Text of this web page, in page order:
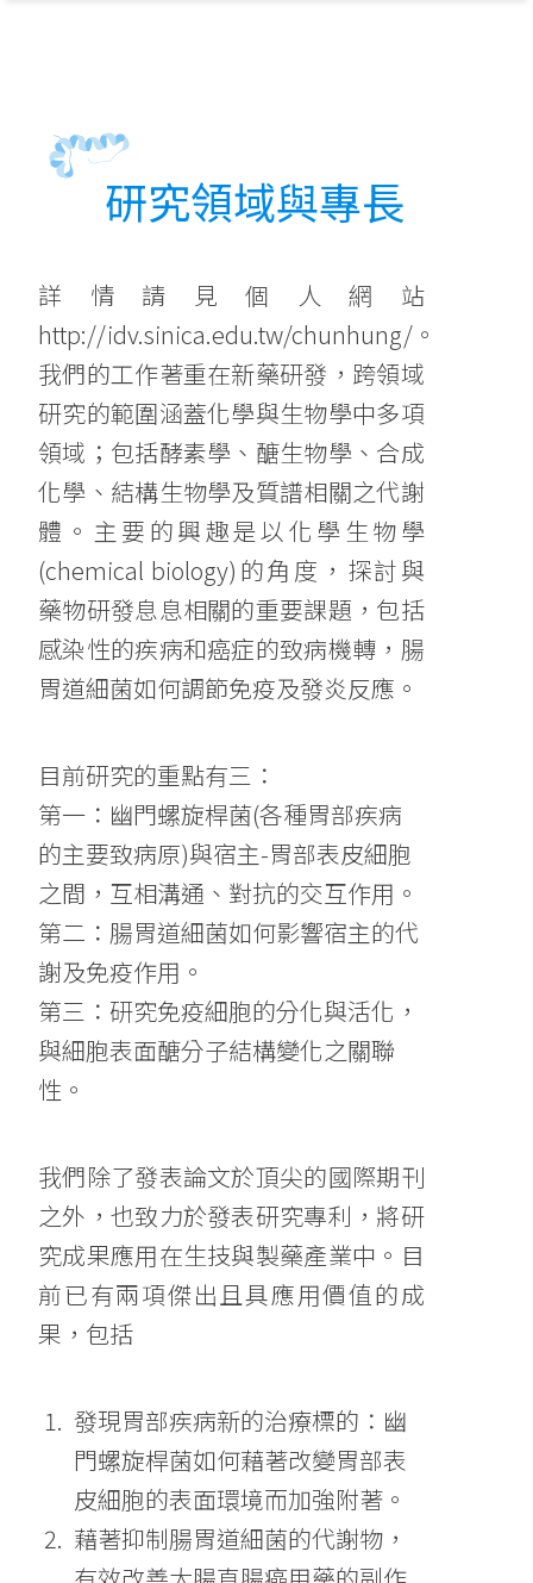
研究領域與專長
詳情請見個人網站
http://idv.sinica.edu.tw/chunhung/。
我們的工作著重在新藥研發，跨領域
研究的範圍涵蓋化學與生物學中多項
領域；包括酵素學、醣生物學、合成
化學、結構生物學及質譜相關之代謝
體。主要的興趣是以化學生物學
(chemical biology)的角度，探討與
藥物研發息息相關的重要課題，包括
感染性的疾病和癌症的致病機轉，腸
胃道細菌如何調節免疫及發炎反應。
目前研究的重點有三：
第一：幽門螺旋桿菌(各種胃部疾病
的主要致病原)與宿主-胃部表皮細胞
之間，互相溝通、對抗的交互作用。
第二：腸胃道細菌如何影響宿主的代
謝及免疫作用。
第三：研究免疫細胞的分化與活化，
與細胞表面醣分子結構變化之關聯
性。
我們除了發表論文於頂尖的國際期刊
之外，也致力於發表研究專利，將研
究成果應用在生技與製藥產業中。目
前已有兩項傑出且具應用價值的成
果，包括
發現胃部疾病新的治療標的：幽
門螺旋桿菌如何藉著改變胃部表
皮細胞的表面環境而加強附著。
藉著抑制腸胃道細菌的代謝物，